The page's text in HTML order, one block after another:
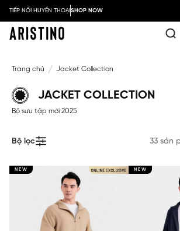
TIẾP NỐI HUYỀN THOẠISHOP NOW
Trang chủ Jacket Collection
JACKET COLLECTION
Bộ sưu tập mới 2025
Bộ lọc 33 sản
NEW NEW